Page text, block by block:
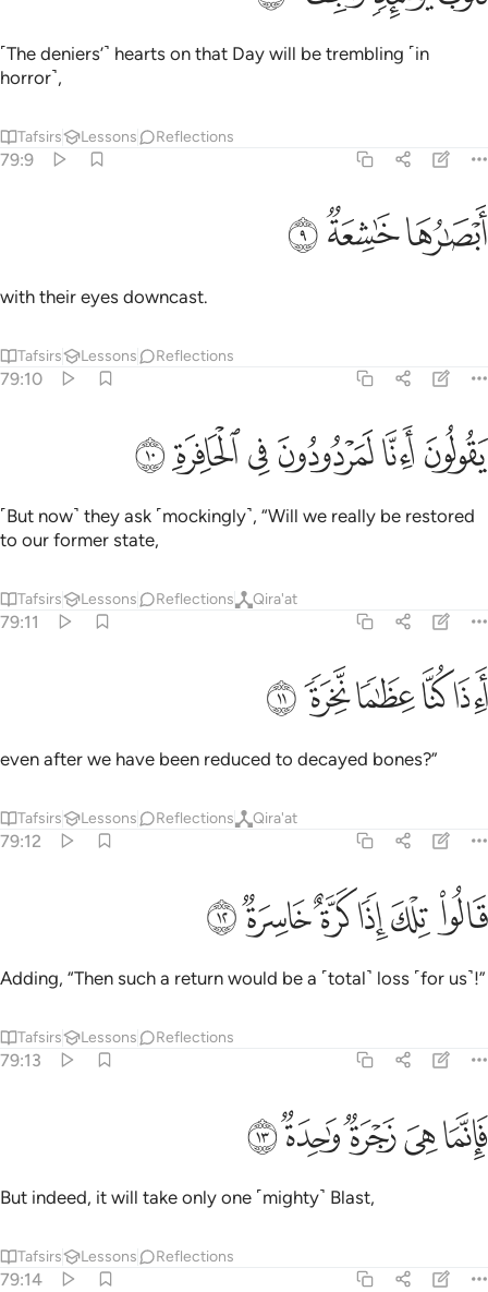
˹The deniers’˺ hearts on that Day will be trembling ˹in
horror˺,
Tafsirs Lessons Reflections
79:9
ابصارها خاشعة ٩
أَبْصَـٰرُهَا خَـٰشِعَةٌۭ ٩
ﲬﲭﲮ
with their eyes downcast.
Tafsirs Lessons Reflections
79:10
يقولون اانا لمردودون في الحافرة ١٠
يَقُولُونَ أَءِنَّا لَمَرْدُودُونَ فِى ٱلْحَافِرَةِ ١٠
ﲯﲰﲱﲲﲳﲴ
˹But now˺ they ask ˹mockingly˺, “Will we really be restored
to our former state,
Tafsirs Lessons Reflections Qira'at
79:11
ااذا كنا عظاما نخرة ١١
أَءِذَا كُنَّا عِظَـٰمًۭا نَّخِرَةًۭ ١١
ﲵﲶﲷﲸﲹ
even after we have been reduced to decayed bones?”
Tafsirs Lessons Reflections Qira'at
79:12
قالوا تلك اذا كرة خاسرة ١٢
قَالُوا۟ تِلْكَ إِذًۭا كَرَّةٌ خَاسِرَةٌۭ ١٢
ﲺﲻﲼﲽﲾﲿ
Adding, “Then such a return would be a ˹total˺ loss ˹for us˺!”
Tafsirs Lessons Reflections
79:13
فانما هي زجرة واحدة ١٣
فَإِنَّمَا هِىَ زَجْرَةٌۭ وَٰحِدَةٌۭ ١٣
ﳀﳁﳂﳃﳄ
But indeed, it will take only one ˹mighty˺ Blast,
Tafsirs Lessons Reflections
79:14